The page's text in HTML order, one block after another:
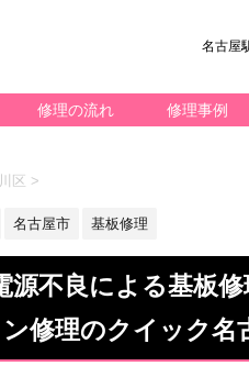
名古屋
修理の流れ 修理事例
区 >
名古屋市 基板修理
源不良による基板
修理のクイック名